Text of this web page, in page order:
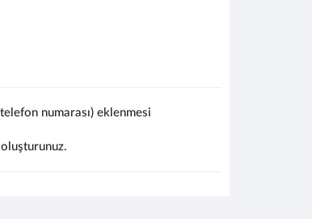
numarası) eklenmesi